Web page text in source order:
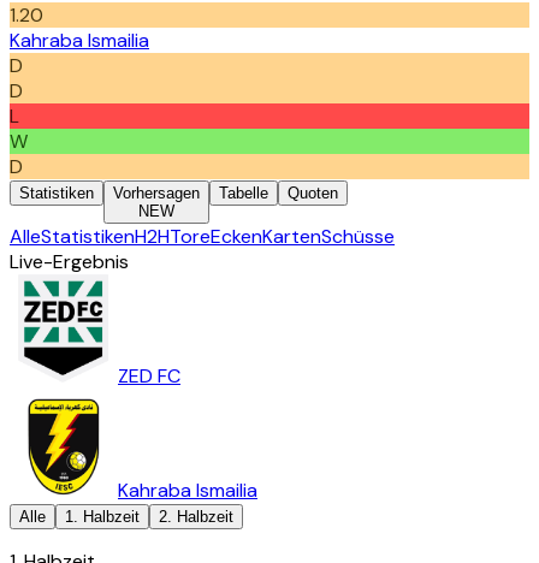
1.20
Kahraba Ismailia
D
D
L
W
D
Statistiken
Vorhersagen
NEW
Tabelle Quoten
AlleStatistikenH2HToreEckenKartenSchüsse
Live-Ergebnis
ZED FC
Kahraba Ismailia
Alle 1. Halbzeit 2. Halbzeit